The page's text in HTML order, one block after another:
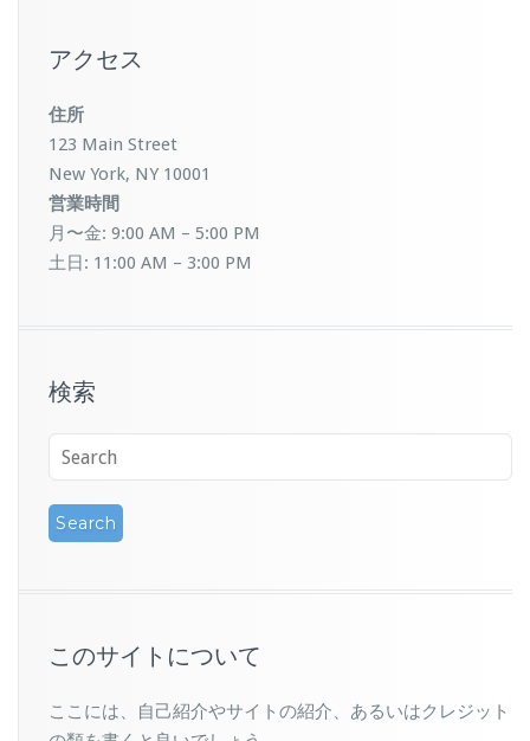
アクセス
住所
123 Main Street
New York, NY 10001
営業時間
月〜金: 9:00 AM – 5:00 PM
土日: 11:00 AM – 3:00 PM
検索
このサイトについて
ここには、自己紹介やサイトの紹介、あるいはクレジット